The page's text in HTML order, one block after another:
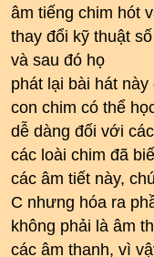
âm tiếng chim hót
thay đổi kỹ thuật
và sau đó họ
phát lại bài hát
con chim có thể
dễ dàng đối với
các loài chim đã
các âm tiết này,
C nhưng hóa ra
không phải là âm
các âm thanh, vì